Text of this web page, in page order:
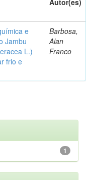
e
Jambu
L.)
frio e
Barbosa,
Alan
Franco
1